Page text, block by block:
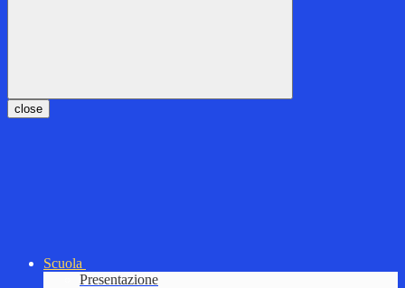
close
Scuola
Presentazione